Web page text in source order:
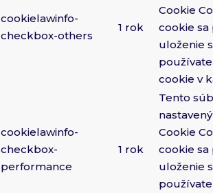
cookielawinfo-
checkbox-others
1 rok
Cookie
cookie sa
uloženie
cookie v
cookielawinfo-
checkbox-
performance
1 rok
Tento
Cookie
cookie sa
uloženie